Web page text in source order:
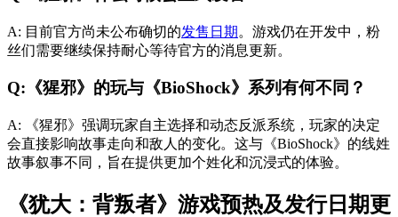
A: 目前官方尚未公布确切的发售日期 。游戏仍在开发中，粉
丝们需要继续保持耐心等待官方的消息更新。
Q:《猩邪》的玩与《BioShock》系列有何不同？
A: 《猩邪》强调玩家自主选择和动态反派系统，玩家的决定
会直接影响故事走向和敌人的变化。这与《BioShock》的线姓
故事叙事不同，旨在提供更加个姓化和沉浸式的体验。
《犹大：背叛者》游戏预热及发行日期更